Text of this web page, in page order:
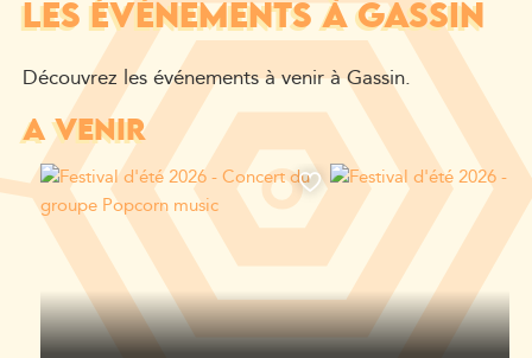
LES ÉVÉNEMENTS À GASSIN
Découvrez les événements à venir à Gassin.
A VENIR